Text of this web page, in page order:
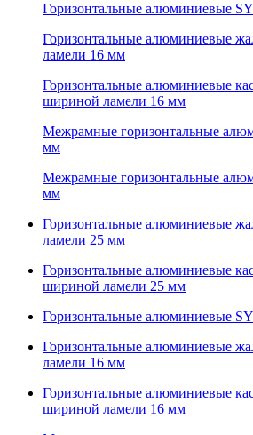
Горизонтальные алюминиевые
Горизонтальные алюминиевые
ламели 16 мм
Горизонтальные алюминиевые
шириной ламели 16 мм
Межрамные горизонтальные
мм
Межрамные горизонтальные
мм
Горизонтальные алюминиевые
ламели 25 мм
Горизонтальные алюминиевые
шириной ламели 25 мм
Горизонтальные алюминиевые
Горизонтальные алюминиевые
ламели 16 мм
Горизонтальные алюминиевые
шириной ламели 16 мм